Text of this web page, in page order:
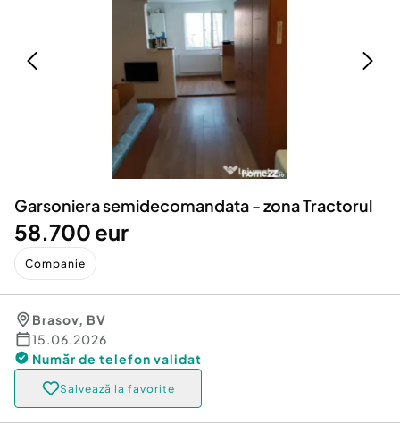
Animale de companie
Afaceri și echipamente profesionale
Inchiriere Bunuri si Vehicule
Utilaje agricole si industriale
Piese auto si accesorii
Dacia Duster
Garsoniera semidecomandata - zona Tractorul
58.700 eur
Companie
Brasov, BV
15.06.2026
Număr de telefon validat
Salvează la favorite